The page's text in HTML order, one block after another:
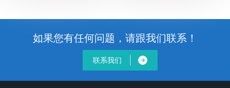
如果您有任何问题，请跟我们联系！
联系我们